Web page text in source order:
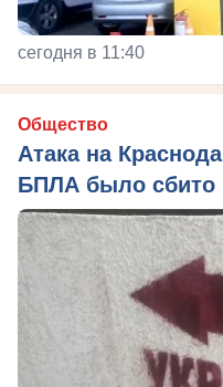
сегодня в 11:40
Общество
Атака на
БПЛА было сбито